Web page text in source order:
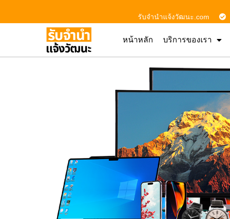
รับจํานําแจ้งวัฒนะ.com
หน้าหลัก บริการของเรา